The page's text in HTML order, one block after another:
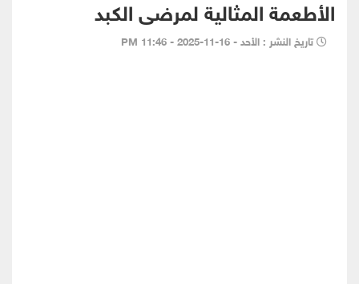
الأطعمة المثالية لمرضى الكبد
تاريخ النشر : الأحد - 16-11-2025 - 11:46 PM